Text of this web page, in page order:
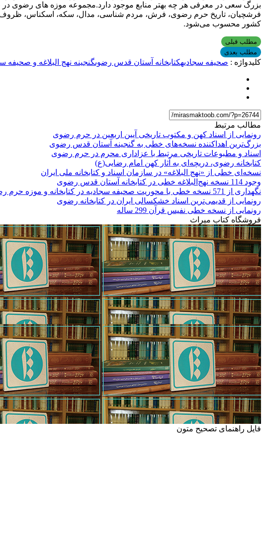
فرشچیان، تاریخ حرم رضوی، فرش، مردم شناسی، مدال، سکه، اسکناس، ظروف،
کشور محسوب می‌شود.
مطلب قبلی
مطلب بعدی
کلیدواژه : صحيفه سجاديهکتابخانه آستان قدس رضوىگنجینه نهج البلاغه و صحيفه
مطالب مرتبط
رونمایی از اسناد کهن و مکتوب تاریخی آیین اربعین در حرم رضوی
بزرگ‌ترین اهداکننده نسخه‌های خطی به گنجینه آستان قدس رضوی
اسناد و مطبوعات تاریخی مرتبط با عزاداری محرم در حرم رضوی
کتابخانه رضوی، دریچه‌ای به آثار کهن امام رضایی(ع)
نسخه‌ای خطی از «نهج البلاغه» در سازمان اسناد و کتابخانه ملی ایران
وجود 114 نسخه نهج‌البلاغه خطی در کتابخانه آستان قدس رضوی
نگهداری از 571 نسخه خطی با محوریت صحیفه سجادیه در کتابخانه و موزه حرم رضوی
رونمایی از قدیمی‌ترین اسناد خشکسالی ایران در کتابخانه رضوی
رونمایی از نسخه خطی نفیس قرآن 299 ساله
فروشگاه کتاب میراث
فایل راهنمای تصحیح متون